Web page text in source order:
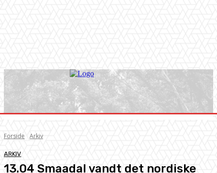
Forside Arkiv
ARKIV
13.04 Smaadal vandt det nordiske